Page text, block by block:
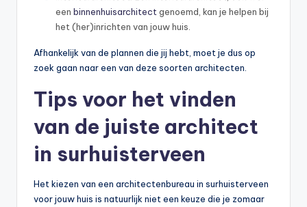
een binnenhuisarchitect genoemd, kan je helpen bij
het (her)inrichten van jouw huis.
Afhankelijk van de plannen die jij hebt, moet je dus op
zoek gaan naar een van deze soorten architecten.
Tips voor het vinden
van de juiste architect
in surhuisterveen
Het kiezen van een architectenbureau in surhuisterveen
voor jouw huis is natuurlijk niet een keuze die je zomaar